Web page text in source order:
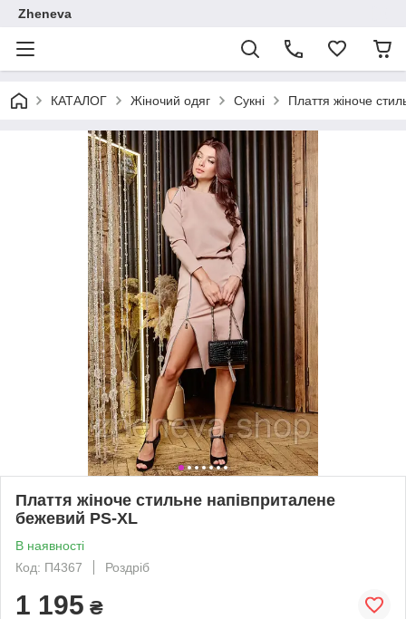
Zheneva
КАТАЛОГ Жіночий одяг Сукні Плаття жіноче
Плаття жіноче стильне напівприталене
бежевий PS-XL
В наявності
Код: П4367
Роздріб
1 195 ₴